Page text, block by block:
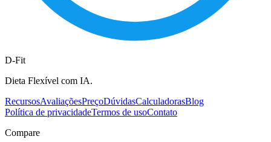
D-Fit
Dieta Flexível com IA.
RecursosAvaliaçõesPreçoDúvidasCalculadorasBlog
Política de privacidadeTermos de usoContato
Compare